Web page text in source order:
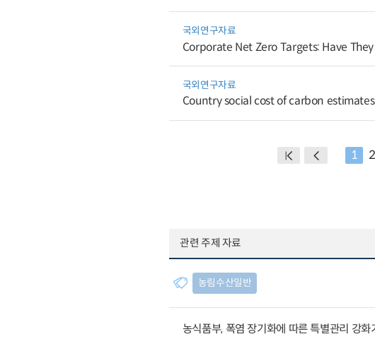
국외연구자료
Corporate Net Zero Targets: Have
국외연구자료
Country social cost of carbon
1 2
관련 주제 자료
농림수산일반
농식품부, 폭염 장기화에 따른 특별관리 강화